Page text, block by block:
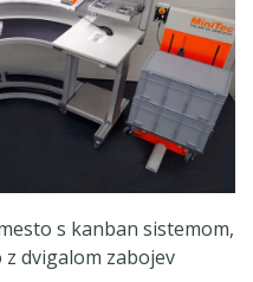
s kanban sistemom,
dvigalom zabojev